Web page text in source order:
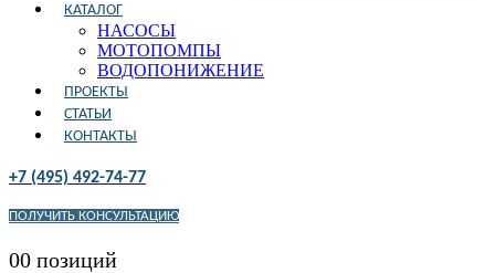
КАТАЛОГ
НАСОСЫ
МОТОПОМПЫ
ВОДОПОНИЖЕНИЕ
ПРОЕКТЫ
СТАТЬИ
КОНТАКТЫ
+7 (495) 492-74-77
ПОЛУЧИТЬ КОНСУЛЬТАЦИЮ
00 позиций